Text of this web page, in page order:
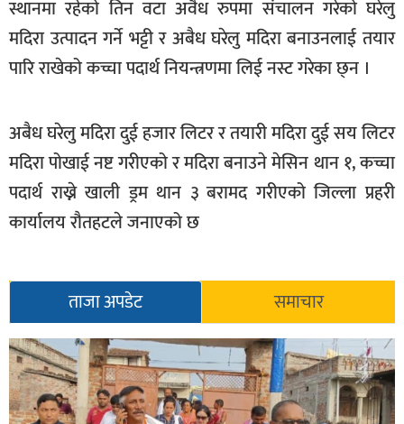
भिडियो
समाज
शिक्षा
विचार
स्वास्थ्य
स्थानमा रहेको तिन वटा अवैध रुपमा संचालन गरेको घरेलु
मदिरा उत्पादन गर्ने भट्टी र अबैध घरेलु मदिरा बनाउनलाई तयार
पारि राखेको कच्चा पदार्थ नियन्त्रणमा लिई नस्ट गरेका छ्न ।
अबैध घरेलु मदिरा दुई हजार लिटर र तयारी मदिरा दुई सय लिटर
मदिरा पोखाई नष्ट गरीएको र मदिरा बनाउने मेसिन थान १, कच्चा
पदार्थ राख्ने खाली ड्रम थान ३ बरामद गरीएको जिल्ला प्रहरी
कार्यालय रौतहटले जनाएको छ
ताजा अपडेट समाचार